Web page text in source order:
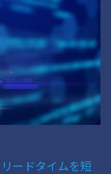
ードタイムを短